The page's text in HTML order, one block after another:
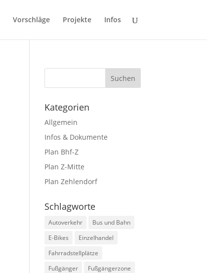
Vorschläge Projekte Infos
Kategorien
Allgemein
Infos & Dokumente
Plan Bhf-Z
Plan Z-Mitte
Plan Zehlendorf
Schlagworte
Autoverkehr
Bus und Bahn
E-Bikes
Einzelhandel
Fahrradstellplätze
Fußgänger
Fußgängerzone